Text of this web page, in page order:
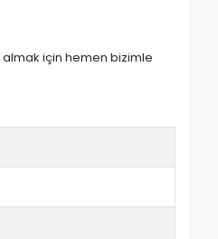
almak için hemen bizimle